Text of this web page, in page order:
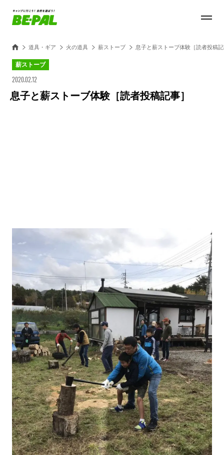
道具・ギア 火の道具 薪ストーブ 息子と薪ストーブ体験［読者投稿
薪ストーブ
2020.02.12
息子と薪ストーブ体験［読者投稿記事］